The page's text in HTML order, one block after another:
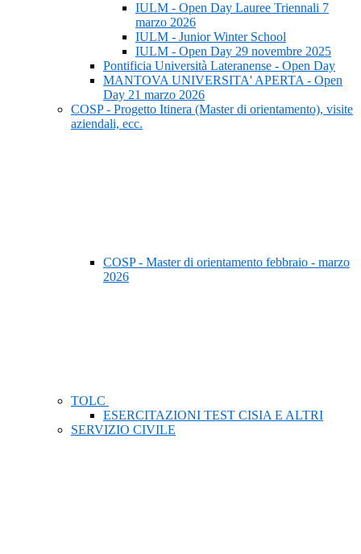
IULM - Open Day Lauree Triennali 7
marzo 2026
IULM - Junior Winter School
IULM - Open Day 29 novembre 2025
Pontificia Università Lateranense - Open Day
MANTOVA UNIVERSITA' APERTA - Open
Day 21 marzo 2026
COSP - Progetto Itinera (Master di orientamento), visite
aziendali, ecc.
COSP - Master di orientamento febbraio - marzo
2026
TOLC
ESERCITAZIONI TEST CISIA E ALTRI
SERVIZIO CIVILE